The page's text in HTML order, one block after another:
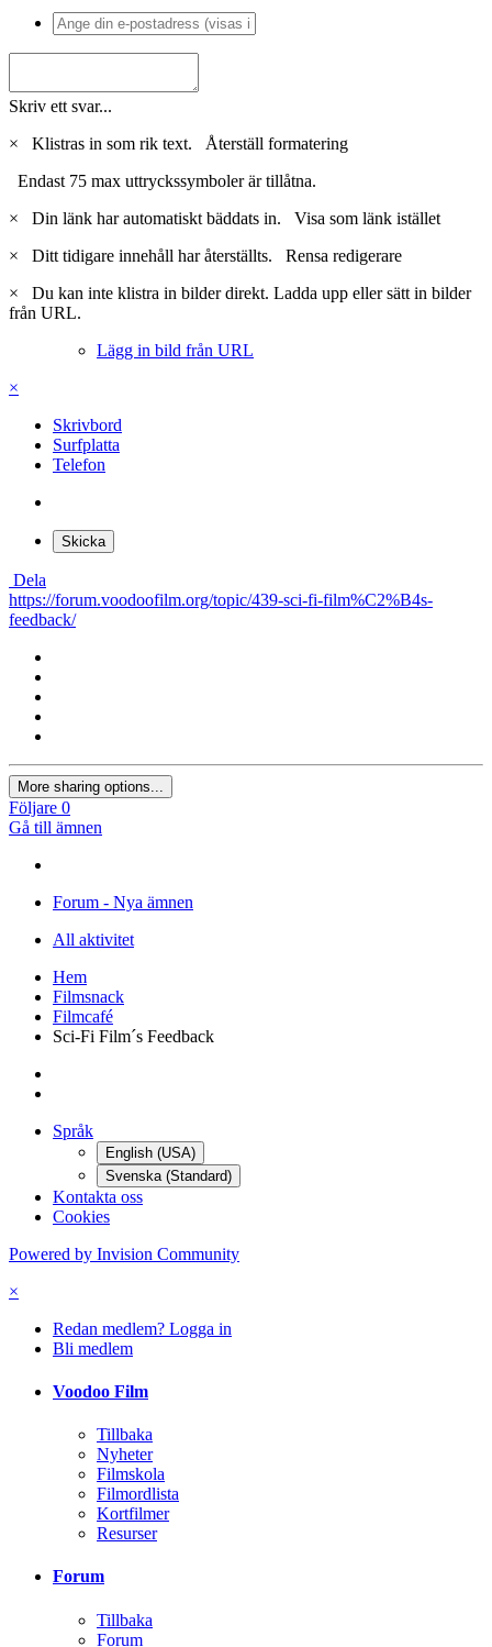
Skriv ett svar...
×
Klistras in som rik text. Återställ formatering
Endast 75 max uttryckssymboler är tillåtna.
×
Din länk har automatiskt bäddats in. Visa som länk istället
×
Ditt tidigare innehåll har återställts. Rensa redigerare
×
Du kan inte klistra in bilder direkt. Ladda upp eller sätt in bilder
från URL.
Lägg in bild från URL
×
Skrivbord
Surfplatta
Telefon
Skicka
Dela
https://forum.voodoofilm.org/topic/439-sci-fi-film%C2%B4s-
feedback/
More sharing options...
Följare 0
Gå till ämnen
Forum - Nya ämnen
All aktivitet
Hem
Filmsnack
Filmcafé
Sci-Fi Film´s Feedback
Språk
English (USA)
Svenska (Standard)
Kontakta oss
Cookies
Powered by Invision Community
×
Redan medlem? Logga in
Bli medlem
Voodoo Film
Tillbaka
Nyheter
Filmskola
Filmordlista
Kortfilmer
Resurser
Forum
Tillbaka
Forum